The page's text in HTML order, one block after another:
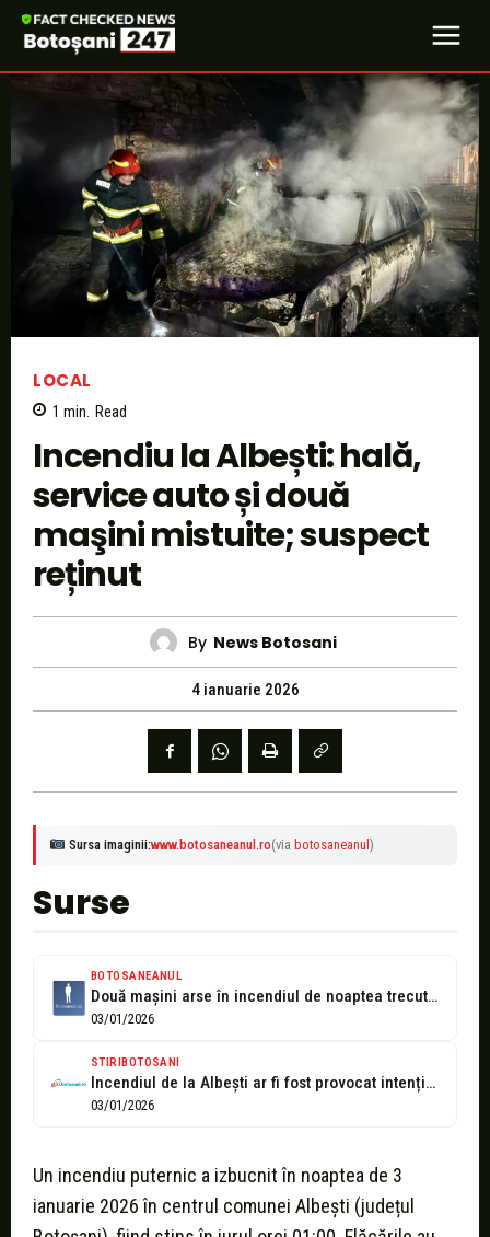
LOCAL
1 min. Read
Incendiu la Albești: hală,
service auto și două
maşini mistuite; suspect
reținut
By News Botosani
4 ianuarie 2026
Sursa imaginii:www.botosaneanul.ro(via botosaneanul )
Surse
BOTOSANEANUL
Două mașini arse în incendiul de noaptea trecută, proprietarul service-ului i s-a...
03/01/2026
STIRIBOTOSANI
Incendiul de la Albești ar fi fost provocat intenționat, din răzbunare. Autoritățile...
03/01/2026
Un incendiu puternic a izbucnit în noaptea de 3
ianuarie 2026 în centrul comunei Albești (județul